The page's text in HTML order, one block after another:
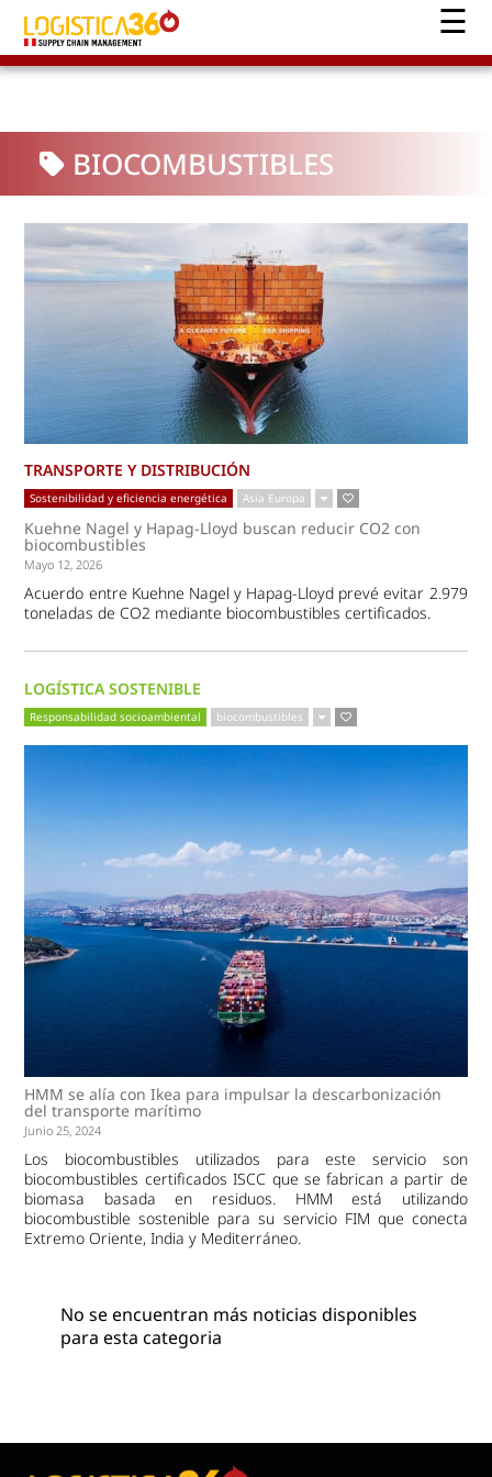
BIOCOMBUSTIBLES
TRANSPORTE Y DISTRIBUCIÓN
Sostenibilidad y eficiencia energética Asia Europa
Kuehne Nagel y Hapag-Lloyd buscan reducir CO2 con
biocombustibles
Mayo 12, 2026
Acuerdo entre Kuehne Nagel y Hapag-Lloyd prevé evitar 2.979
toneladas de CO2 mediante biocombustibles certificados.
LOGÍSTICA SOSTENIBLE
Responsabilidad socioambiental biocombustibles
HMM se alía con Ikea para impulsar la descarbonización
del transporte marítimo
Junio 25, 2024
Los biocombustibles utilizados para este servicio son
biocombustibles certificados ISCC que se fabrican a partir de
biomasa basada en residuos. HMM está utilizando
biocombustible sostenible para su servicio FIM que conecta
Extremo Oriente, India y Mediterráneo.
No se encuentran más noticias disponibles
para esta categoria